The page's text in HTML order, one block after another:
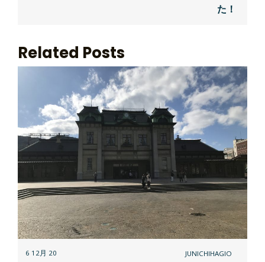
シ
た！
Related Posts
6 12月 20 JUNICHIHAGIO